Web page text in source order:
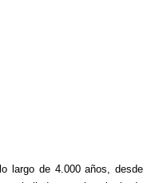
largo de 4.000 años, desde